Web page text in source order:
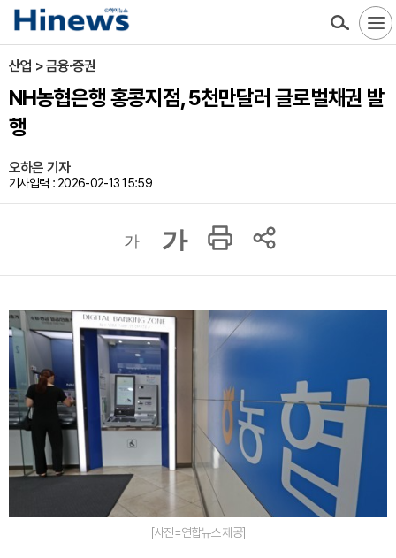
산업 > 금융·증권
NH농협은행 홍콩지점, 5천만달러 글로벌채권 발
행
오하은 기자
기사입력 : 2026-02-13 15:59
가 가
[사진=연합뉴스 제공]